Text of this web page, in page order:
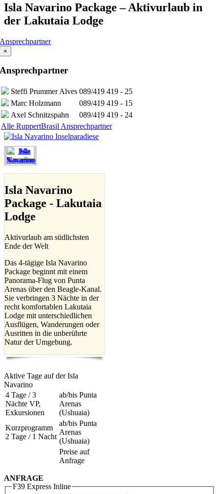
Isla Navarino Package – Aktivurlaub in
der Lakutaia Lodge
Ansprechpartner
×
Ansprechpartner
Steffi Prummer Alves 089/419 419 - 25
Marc Holzmann
089/419 419 - 15
Axel Schnitzspahn
089/419 419 - 24
Alle RuppertBrasil Ansprechpartner
Isla Navarino
Package - Lakutaia
Lodge
Aktivurlaub am südlichsten
Ende der Welt
Das 4-tägige Isla Navarino
Package beginnt mit einem
Panorama-Flug von Punta
Arenas über den Beagle-Kanal.
Sie verbringen 3 Nächte in der
recht komfortablen Lakutaia
Lodge mit unterschiedlichen
Ausflügen, Wanderungen oder
Ausritten in die unberührte
Natur der Umgebung.
Aktive Tage auf der Isla
Navarino
4 Tage / 3
Nächte VP,
Exkursionen
ab/bis Punta
Arenas
(Ushuaia)
Kurzprogramm
2 Tage / 1 Nacht
ab/bis Punta
Arenas
(Ushuaia)
Preise auf
Anfrage
ANFRAGE
F39 Express Inline